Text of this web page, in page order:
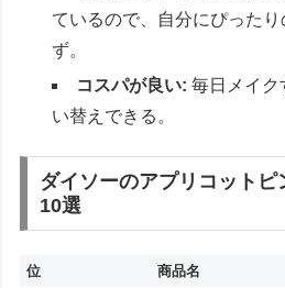
ているので、自分にぴった
ず。
コスパが良い: 毎日メイク
い替えできる。
ダイソーのアプリコット
10選
位 商品名